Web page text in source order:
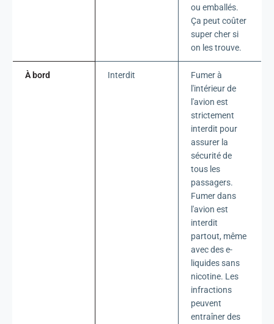
ou emballés.
Ça peut coûter
super cher si
on les trouve.
À bord Interdit
Fumer à
l'intérieur de
l'avion est
strictement
interdit pour
assurer la
sécurité de
tous les
passagers.
Fumer dans
l'avion est
interdit
partout, même
avec des e-
liquides sans
nicotine. Les
infractions
peuvent
entraîner des